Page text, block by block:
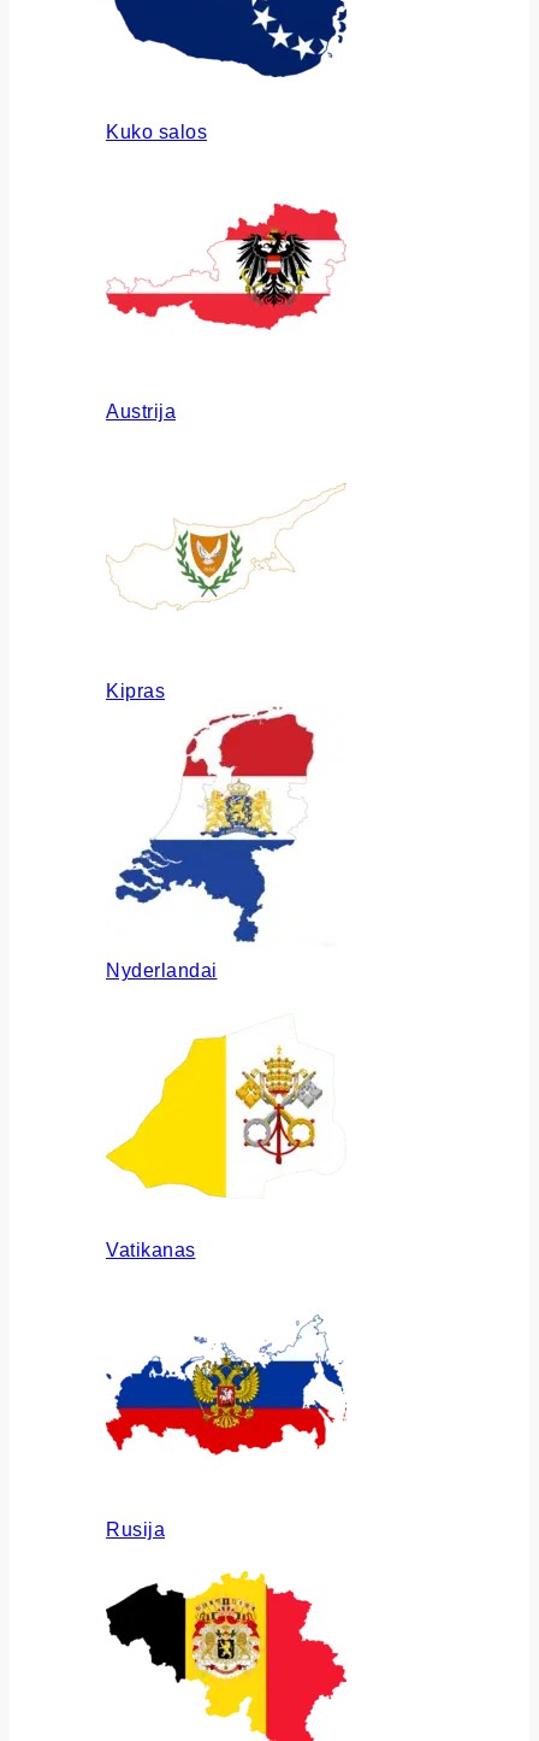
Kuko salos
Austrija
Kipras
Nyderlandai
Vatikanas
Rusija